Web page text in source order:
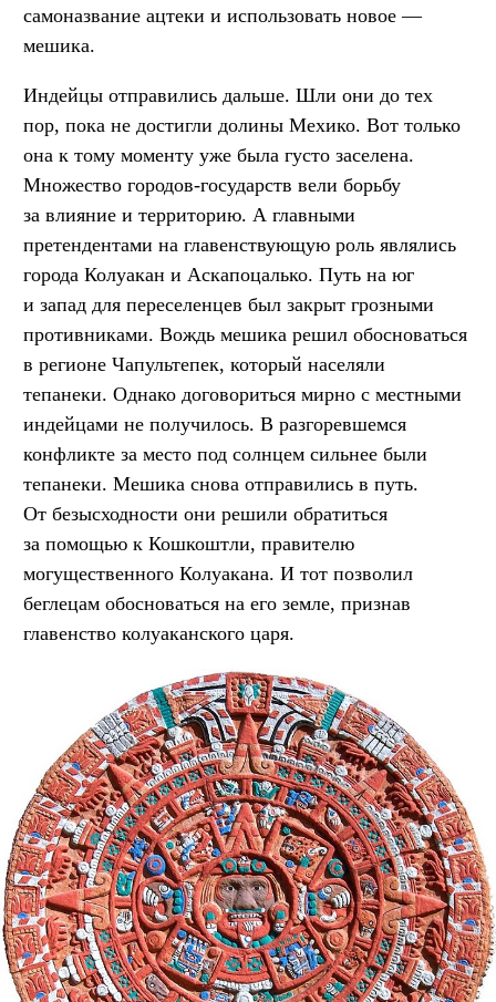
самоназвание ацтеки и использовать новое —
мешика.
Индейцы отправились дальше. Шли они до тех
пор, пока не достигли долины Мехико. Вот только
она к тому моменту уже была густо заселена.
Множество городов-государств вели борьбу
за влияние и территорию. А главными
претендентами на главенствующую роль являлись
города Колуакан и Аскапоцалько. Путь на юг
и запад для переселенцев был закрыт грозными
противниками. Вождь мешика решил обосноваться
в регионе Чапультепек, который населяли
тепанеки. Однако договориться мирно с местными
индейцами не получилось. В разгоревшемся
конфликте за место под солнцем сильнее были
тепанеки. Мешика снова отправились в путь.
От безысходности они решили обратиться
за помощью к Кошкоштли, правителю
могущественного Колуакана. И тот позволил
беглецам обосноваться на его земле, признав
главенство колуаканского царя.